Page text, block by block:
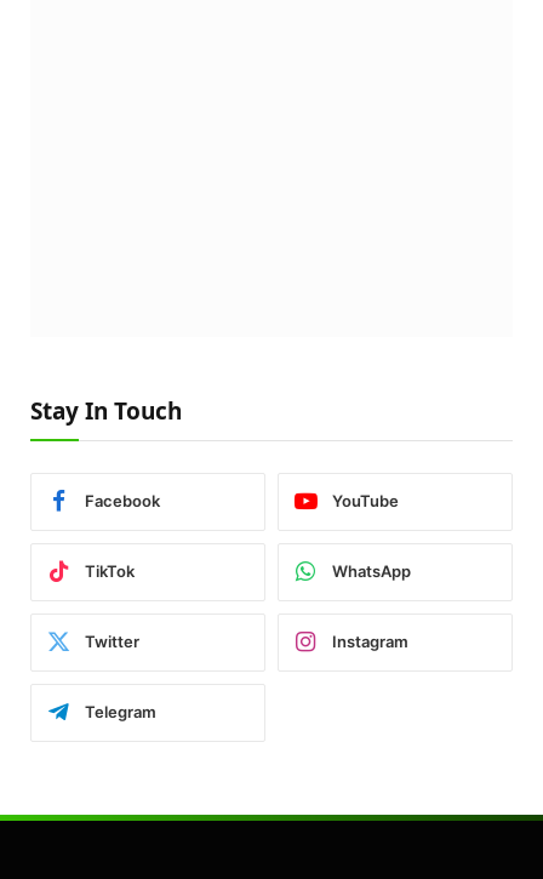
Stay In Touch
Facebook YouTube
TikTok WhatsApp
Twitter Instagram
Telegram